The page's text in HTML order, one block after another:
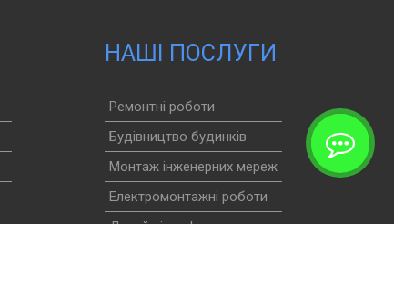
НАШІ ПОСЛУГИ
Ремонтні роботи
Будівництво будинків
Монтаж інженерних мереж
Електромонтажні роботи
Дизайн інтер'єра